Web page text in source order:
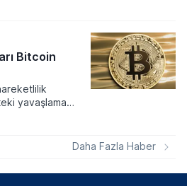
belirli şartlar
kıymet
sağlanıyor.
Bitcoin
yavaşlama
ABD Merkez
Daha Fazla Haber